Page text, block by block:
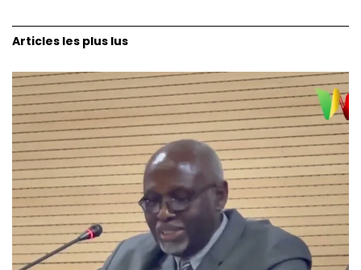
Articles les plus lus